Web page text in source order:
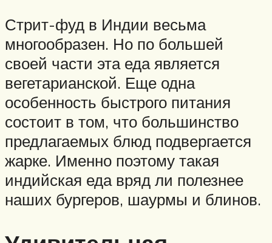
Стрит-фуд в Индии весьма
многообразен. Но по большей
своей части эта еда является
вегетарианской. Еще одна
особенность быстрого питания
состоит в том, что большинство
предлагаемых блюд подвергается
жарке. Именно поэтому такая
индийская еда вряд ли полезнее
наших бургеров, шаурмы и блинов.